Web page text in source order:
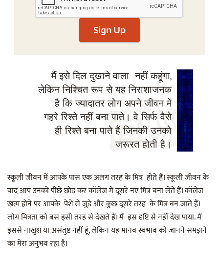
Sign Up
मैं इसे दिल दुखाने वाला नहीं कहूंगा,
लेकिन निश्चित रूप से यह निराशाजनक
है कि ज्यादातर लोग अपने जीवन में
गहरे रिश्ते नहीं बना पाते। वे सिर्फ वैसे
ही रिश्ते बना पाते हैं जिनकी उनको
जरूरत होती है।
स्कूली जीवन में आपके पास एक अलग तरह के मित्र होते हैं। स्कूली जीवन के
बाद आप उनको पीछे छोड़ कर कॉलेज में दूसरे नए मित्र बना लेते हैं। कॉलेज
खत्म होने पर आपके पेशे से जुड़े और कुछ दूसरे तरह के मित्र बन जाते हैं।
लोग मित्रता को बस इसी तरह से देखते हैं। मैं इस दृष्टि से नहीं देख पाया. मैं
इससे नाखुश या असंतुष्ट नहीं हूं, लेकिन यह मानव स्वभाव को जानने-समझने
का मेरा अनुभव रहा है।